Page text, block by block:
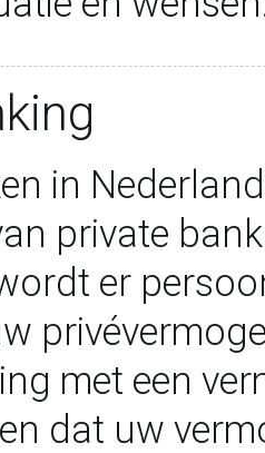
in
private
er
met een
dat uw